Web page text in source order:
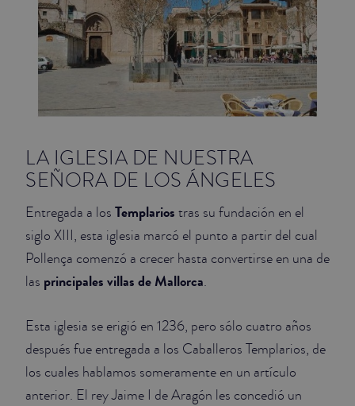
LA IGLESIA DE NUESTRA
SEÑORA DE LOS ÁNGELES
Entregada a los Templarios tras su fundación en el
siglo XIII, esta iglesia marcó el punto a partir del cual
Pollença comenzó a crecer hasta convertirse en una de
las principales villas de Mallorca.
Esta iglesia se erigió en 1236, pero sólo cuatro años
después fue entregada a los Caballeros Templarios, de
los cuales hablamos someramente en un artículo
anterior. El rey Jaime I de Aragón les concedió un